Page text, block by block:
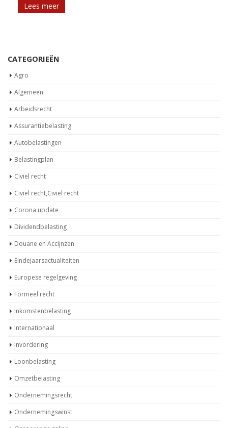
Lees meer
CATEGORIEËN
Agro
Algemeen
Arbeidsrecht
Assurantiebelasting
Autobelastingen
Belastingplan
Civiel recht
Civiel recht,Civiel recht
Corona update
Dividendbelasting
Douane en Accijnzen
Eindejaarsactualiteiten
Europese regelgeving
Formeel recht
Inkomstenbelasting
Internationaal
Invordering
Loonbelasting
Omzetbelasting
Ondernemingsrecht
Ondernemingswinst